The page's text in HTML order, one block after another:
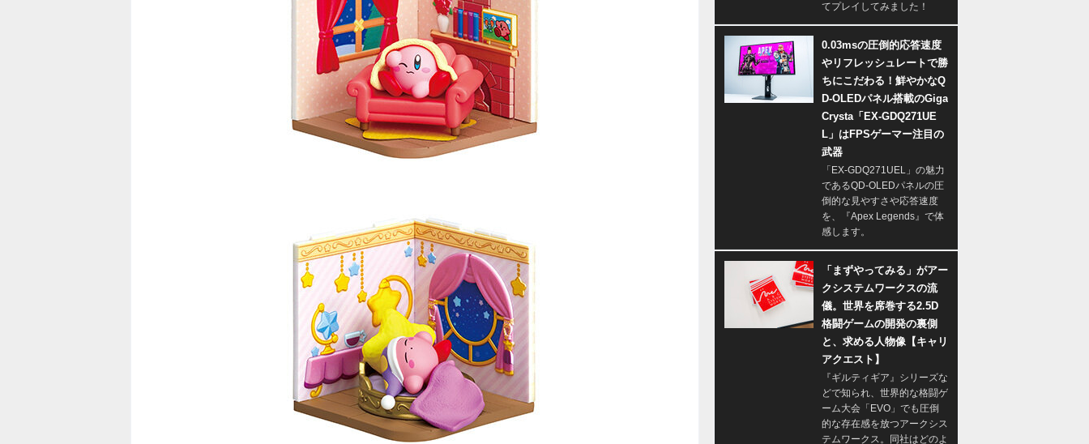
てプレイしてみました！
0.03msの圧倒的応答速度
やリフレッシュレートで勝
ちにこだわる！鮮やかなQ
D-OLEDパネル搭載のGiga
Crysta「EX-GDQ271UE
L」はFPSゲーマー注目の
武器
「EX-GDQ271UEL」の魅力
であるQD-OLEDパネルの圧
倒的な見やすさや応答速度
を、『Apex Legends』で体
感します。
「まずやってみる」がアー
クシステムワークスの流
儀。世界を席巻する2.5D
格闘ゲームの開発の裏側
と、求める人物像【キャリ
アクエスト】
『ギルティギア』シリーズな
どで知られ、世界的な格闘ゲ
ーム大会「EVO」でも圧倒
的な存在感を放つアークシス
テムワークス。同社はどのよ